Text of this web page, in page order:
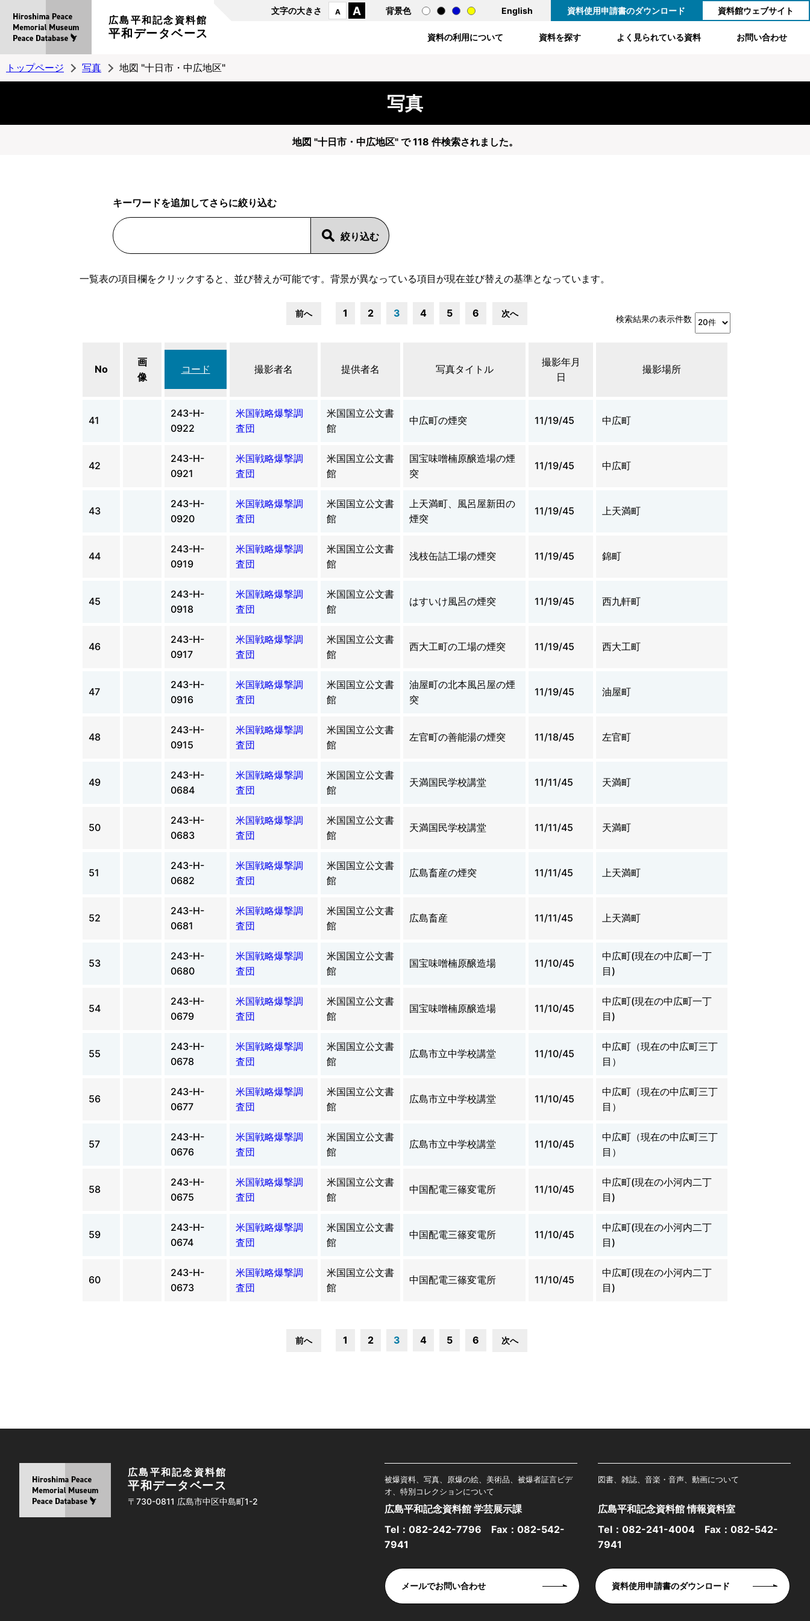
広島平和記念資料館
平和データベース
文字の大きさ A A 背景色 English 資料使用申請書のダウンロード 資料館ウェブサイト
資料の利用について 資料を探す よく見られている資料 お問い合わせ
トップページ 写真 地図 "十日市・中広地区"
写真
地図 "十日市・中広地区" で 118 件検索されました。
キーワードを追加してさらに絞り込む
一覧表の項目欄をクリックすると、並び替えが可能です。背景が異なっている項目が現在並び替えの基準となっています。
前へ 1 2 3 4 5 6 次へ
検索結果の表示件数
No
画
像
コード 撮影者名 提供者名 写真タイトル
撮影年月
日
撮影場所
41
243-H-
0922
米国戦略爆撃調
査団
米国国立公文書
館
中広町の煙突 11/19/45 中広町
42
243-H-
0921
米国戦略爆撃調
査団
米国国立公文書
館
国宝味噌楠原醸造場の煙
突
11/19/45 中広町
43
243-H-
0920
米国戦略爆撃調
査団
米国国立公文書
館
上天満町、風呂屋新田の
煙突
11/19/45 上天満町
44
243-H-
0919
米国戦略爆撃調
査団
米国国立公文書
館
浅枝缶詰工場の煙突 11/19/45 錦町
45
243-H-
0918
米国戦略爆撃調
査団
米国国立公文書
館
はすいけ風呂の煙突 11/19/45 西九軒町
46
243-H-
0917
米国戦略爆撃調
査団
米国国立公文書
館
西大工町の工場の煙突 11/19/45 西大工町
47
243-H-
0916
米国戦略爆撃調
査団
米国国立公文書
館
油屋町の北本風呂屋の煙
突
11/19/45 油屋町
48
243-H-
0915
米国戦略爆撃調
査団
米国国立公文書
館
左官町の善能湯の煙突 11/18/45 左官町
49
243-H-
0684
米国戦略爆撃調
査団
米国国立公文書
館
天満国民学校講堂 11/11/45 天満町
50
243-H-
0683
米国戦略爆撃調
査団
米国国立公文書
館
天満国民学校講堂 11/11/45 天満町
51
243-H-
0682
米国戦略爆撃調
査団
米国国立公文書
館
広島畜産の煙突 11/11/45 上天満町
52
243-H-
0681
米国戦略爆撃調
査団
米国国立公文書
館
広島畜産 11/11/45 上天満町
53
243-H-
0680
米国戦略爆撃調
査団
米国国立公文書
館
国宝味噌楠原醸造場 11/10/45
中広町(現在の中広町一丁
目)
54
243-H-
0679
米国戦略爆撃調
査団
米国国立公文書
館
国宝味噌楠原醸造場 11/10/45
中広町(現在の中広町一丁
目)
55
243-H-
0678
米国戦略爆撃調
査団
米国国立公文書
館
広島市立中学校講堂 11/10/45
中広町（現在の中広町三丁
目）
56
243-H-
0677
米国戦略爆撃調
査団
米国国立公文書
館
広島市立中学校講堂 11/10/45
中広町（現在の中広町三丁
目）
57
243-H-
0676
米国戦略爆撃調
査団
米国国立公文書
館
広島市立中学校講堂 11/10/45
中広町（現在の中広町三丁
目）
58
243-H-
0675
米国戦略爆撃調
査団
米国国立公文書
館
中国配電三篠変電所 11/10/45
中広町(現在の小河内二丁
目)
59
243-H-
0674
米国戦略爆撃調
査団
米国国立公文書
館
中国配電三篠変電所 11/10/45
中広町(現在の小河内二丁
目)
60
243-H-
0673
米国戦略爆撃調
査団
米国国立公文書
館
中国配電三篠変電所 11/10/45
中広町(現在の小河内二丁
目)
前へ 1 2 3 4 5 6 次へ
広島平和記念資料館
平和データベース
〒730-0811 広島市中区中島町1-2
被爆資料、写真、原爆の絵、美術品、被爆者証言ビデ
オ、特別コレクションについて
広島平和記念資料館 学芸展示課
Tel： 082-242-7796 Fax：082-542-
7941
図書、雑誌、音楽・音声、動画について
広島平和記念資料館 情報資料室
Tel： 082-241-4004 Fax：082-542-
7941
メールでお問い合わせ 資料使用申請書のダウンロード